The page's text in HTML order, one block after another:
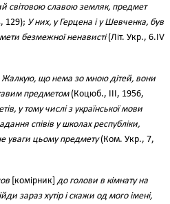
світовою славою земляк, предмет
129); У них, у Герцена і у Шевченка, був
безмежної ненависті(Літ. Укр., 6.IV
Жалкую, що нема зо мною дітей, вони
предметом(Коцюб., III, 1956,
у тому числі з української мови
співів у школах республіки,
уваги цьому предмету(Ком. Укр., 7,
[комірник] до голови в кімнату на
зараз хутір і скажи од мого імені,